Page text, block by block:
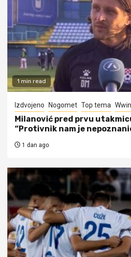
1 min read
Izdvojeno Nogomet Top tema
Milanović pred prvu
“Protivnik nam je
1 dan ago